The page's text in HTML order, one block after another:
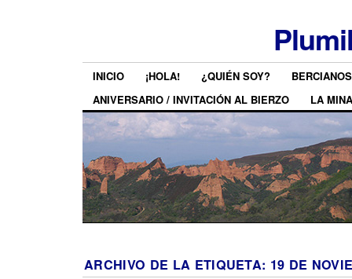
INICIO ¡HOLA! ¿QUIÉN SOY?
ANIVERSARIO / INVITACIÓN AL BIERZO
LA MINA
ARCHIVO DE LA ETIQUETA: 19 DE